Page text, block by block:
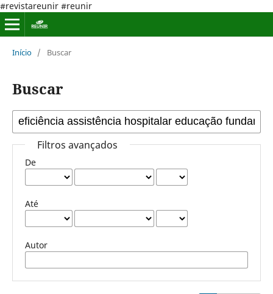
#revistareunir #reunir
Início / Buscar
Buscar
Filtros avançados
De
Até
Autor